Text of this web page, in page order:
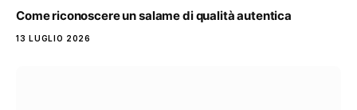
Come riconoscere un salame di qualità autentica
13 LUGLIO 2026